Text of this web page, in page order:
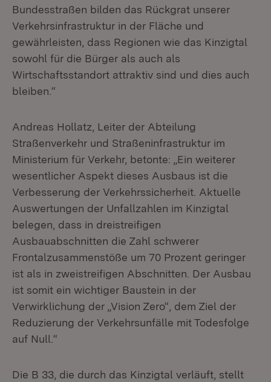
Bundesstraßen bilden das Rückgrat unserer
Verkehrsinfrastruktur in der Fläche und
gewährleisten, dass Regionen wie das Kinzigtal
sowohl für die Bürger als auch als
Wirtschaftsstandort attraktiv sind und dies auch
bleiben.“
Andreas Hollatz, Leiter der Abteilung
Straßenverkehr und Straßeninfrastruktur im
Ministerium für Verkehr, betonte: „Ein weiterer
wesentlicher Aspekt dieses Ausbaus ist die
Verbesserung der Verkehrssicherheit. Aktuelle
Auswertungen der Unfallzahlen im Kinzigtal
belegen, dass in dreistreifigen
Ausbauabschnitten die Zahl schwerer
Frontalzusammenstöße um 70 Prozent geringer
ist als in zweistreifigen Abschnitten. Der Ausbau
ist somit ein wichtiger Baustein in der
Verwirklichung der „Vision Zero“, dem Ziel der
Reduzierung der Verkehrsunfälle mit Todesfolge
auf Null.“
Die B 33, die durch das Kinzigtal verläuft, stellt